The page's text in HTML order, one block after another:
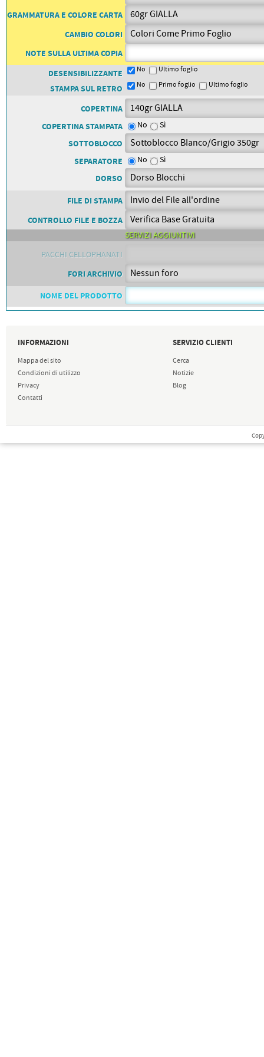
DORSALI TARGHE
PETTORALI CON NOME ATLETA
NUMERI DA GARA MTB
GRAMMATURA E COLORE CARTA
CAMBIO COLORI
NOTE SULLA ULTIMA COPIA
DESENSIBILIZZANTE
No Ultimo foglio
STAMPA SUL RETRO No Primo foglio Ultimo foglio
COPERTINA
COPERTINA STAMPATA
No Sì
SOTTOBLOCCO
SEPARATORE
No Sì
DORSO
FILE DI STAMPA
CONTROLLO FILE E BOZZA
SERVIZI AGGIUNTIVI
PACCHI CELLOPHANATI
FORI ARCHIVIO
NOME DEL PRODOTTO
INFORMAZIONI
Mappa del sito
Condizioni di utilizzo
Privacy
Contatti
SERVIZIO CLIENTI
Cerca
Notizie
Blog